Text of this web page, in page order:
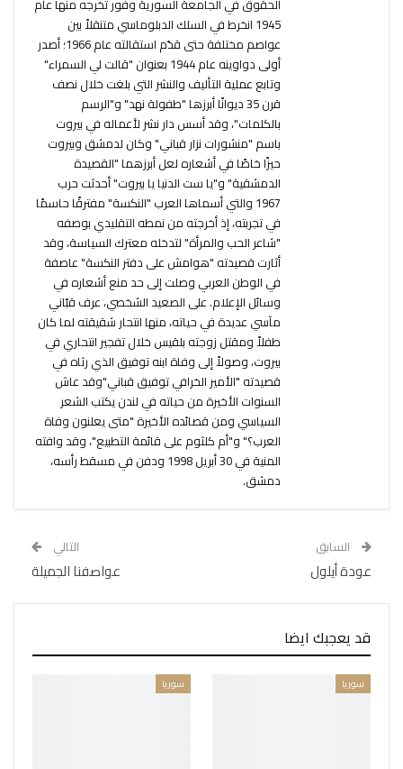
1945 انخرط في السلك الدبلوماسي متنقلاً بين
عواصم مختلفة حتى قدّم استقالته عام 1966؛ أصدر
أولى دواوينه عام 1944 بعنوان "قالت لي السمراء"
وتابع عملية التأليف والنشر التي بلغت خلال نصف
قرن 35 ديوانًا أبرزها "طفولة نهد" و"الرسم
بالكلمات"، وقد أسس دار نشر لأعماله في بيروت
باسم "منشورات نزار قباني" وكان لدمشق وبيروت
حيزًا خاصًا في أشعاره لعل أبرزهما "القصيدة
الدمشقية" و"يا ست الدنيا يا بيروت" أحدثت حرب
1967 والتي أسماها العرب "النكسة" مفترقًا حاسمًا
في تجربته، إذ أخرجته من نمطه التقليدي بوصفه
"شاعر الحب والمرأة" لتدخله معترك السياسة، وقد
أثارت قصيدته "هوامش على دفتر النكسة" عاصفة
في الوطن العربي وصلت إلى حد منع أشعاره في
وسائل الإعلام. على الصعيد الشخصي، عرف قبّاني
مآسي عديدة في حياته، منها انتحار شقيقته لما كان
طفلاً ومقتل زوجته بلقيس خلال تفجير انتحاري في
بيروت، وصولاً إلى وفاة ابنه توفيق الذي رثاه في
قصيدته "الأمير الخرافي توفيق قباني"وقد عاش
السنوات الأخيرة من حياته في لندن يكتب الشعر
السياسي ومن قصائده الأخيرة "متى يعلنون وفاة
العرب؟" و"أم كلثوم على قائمة التطبيع"، وقد وافته
المنية في 30 أبريل 1998 ودفن في مسقط رأسه،
دمشق.
السابق
عودة أيلول
التالي
عواصفنا الجميلة
قد يعجبك ايضا
سوريا سوريا